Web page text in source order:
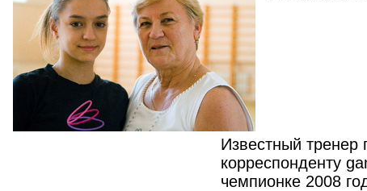
Известный тренер
корреспонденту
чемпионке 2008